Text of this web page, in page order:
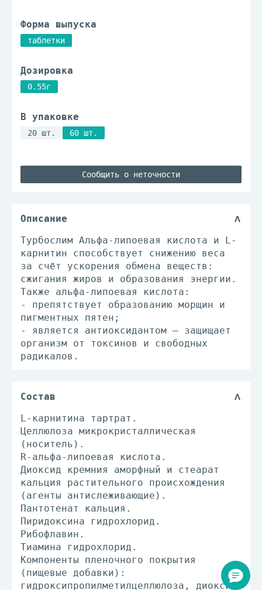
Форма выпуска
таблетки
Дозировка
0.55г
В упаковке
20 шт. 60 шт.
Сообщить о неточности
Описание
Турбослим Альфа-липоевая кислота и L-
карнитин способствует снижению веса
за счёт ускорения обмена веществ:
сжигания жиров и образования энергии.
Также альфа-липоевая кислота:
- препятствует образованию морщин и
пигментных пятен;
- является антиоксидантом – защищает
организм от токсинов и свободных
радикалов.
Состав
L-карнитина тартрат.
Целлюлоза микрокристаллическая
(носитель).
R-альфа-липоевая кислота.
Диоксид кремния аморфный и стеарат
кальция растительного происхождения
(агенты антислеживающие).
Пантотенат кальция.
Пиридоксина гидрохлорид.
Рибофлавин.
Тиамина гидрохлорид.
Компоненты пленочного покрытия
(пищевые добавки):
гидроксипропилметилцеллюлоза, диоксид